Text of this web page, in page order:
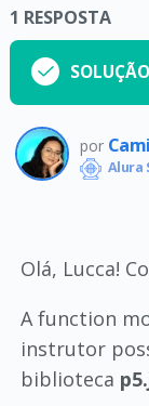
1 RESPOSTA
por
Alura
Olá, Lucca!
A function
instrutor
biblioteca